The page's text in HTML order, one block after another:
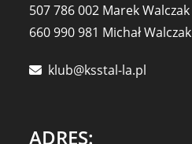
507 786 002 Marek Walczak
660 990 981 Michał Walczak
klub@ksstal-la.pl
ADRES: